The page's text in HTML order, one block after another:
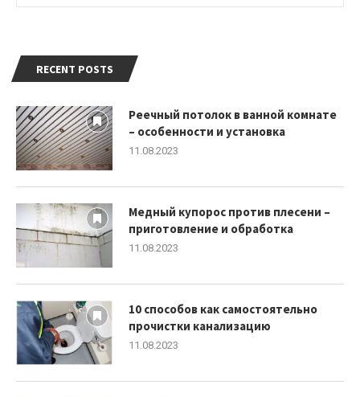
RECENT POSTS
Реечный потолок в ванной комнате
– особенности и установка
11.08.2023
Медный купорос против плесени –
приготовление и обработка
11.08.2023
10 способов как самостоятельно
прочистки канализацию
11.08.2023